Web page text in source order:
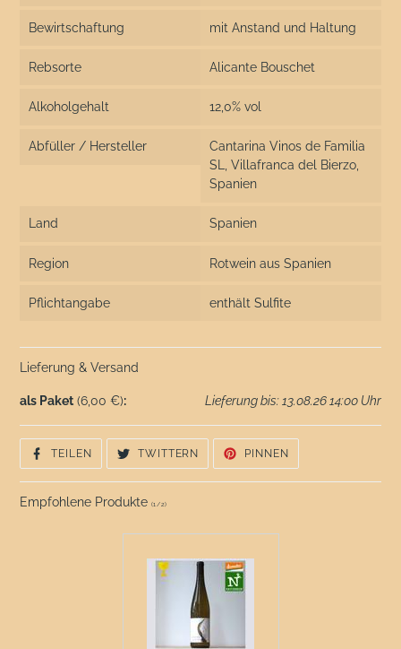
Bewirtschaftung mit Anstand und Haltung
Rebsorte Alicante Bouschet
Alkoholgehalt 12,0% vol
Abfüller / Hersteller
Cantarina Vinos de Familia
SL, Villafranca del Bierzo,
Spanien
Land Spanien
Region Rotwein aus Spanien
Pflichtangabe enthält Sulfite
Lieferung & Versand
als Paket (6,00 €): Lieferung bis: 13.08.26 14:00 Uhr
TEILENAUF
FACEBOOK
TEILEN
TWITTERN
TWITTER
TWITTERN
PINNEN
PINNEN
Empfohlene Produkte (1 /2)